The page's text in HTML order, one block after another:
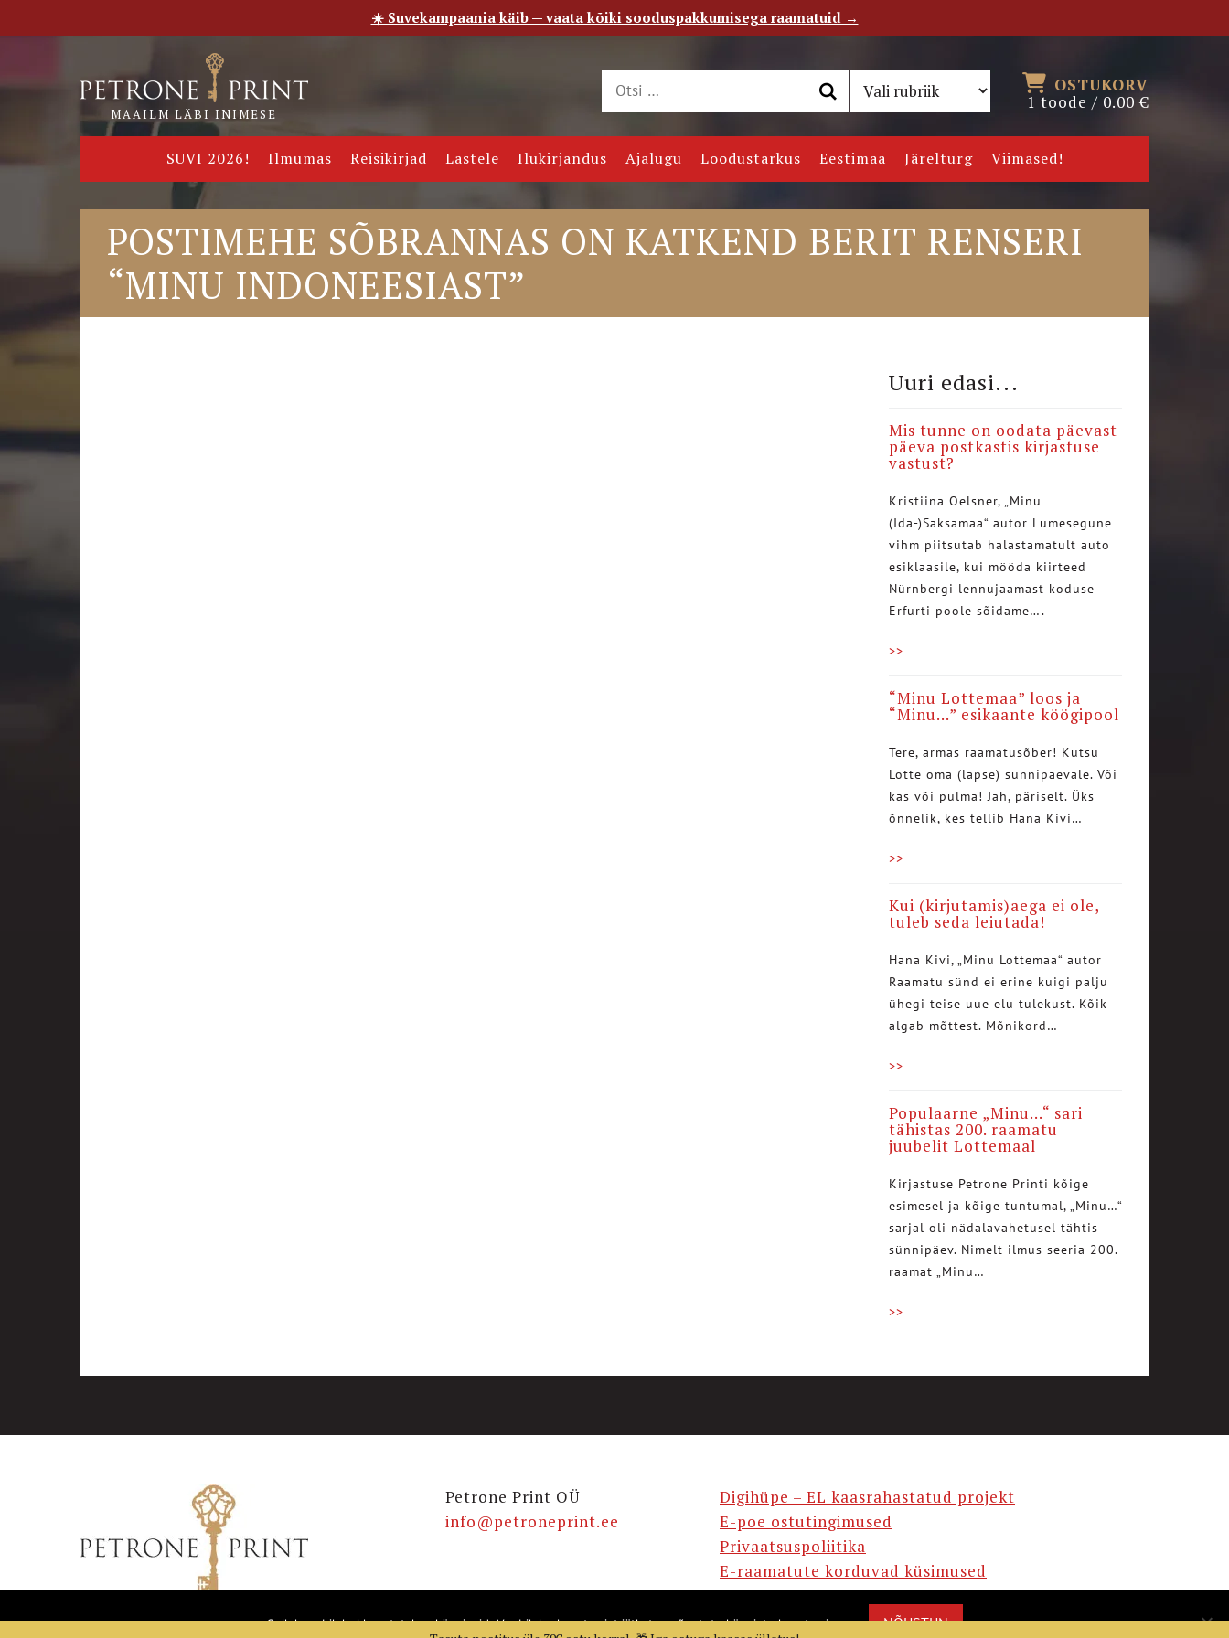
Meie saade Kontakt
MAAILM LÄBI INIMESE
OSTUKORV
1 toode / 0.00€
SUVI 2026! Ilmumas Reisikirjad Lastele Ilukirjandus Ajalugu Loodustarkus Eestimaa Järelturg Viimased!
POSTIMEHE SÕBRANNAS ON KATKEND BERIT RENSERI
“MINU INDONEESIAST”
Uuri edasi...
Mis tunne on oodata päevast
päeva postkastis kirjastuse
vastust?
Kristiina Oelsner, „Minu
(Ida-)Saksamaa“ autor Lumesegune
vihm piitsutab halastamatult auto
esiklaasile, kui mööda kiirteed
Nürnbergi lennujaamast koduse
Erfurti poole sõidame….
>>
“Minu Lottemaa” loos ja
“Minu…” esikaante köögipool
Tere, armas raamatusõber! Kutsu
Lotte oma (lapse) sünnipäevale. Või
kas või pulma! Jah, päriselt. Üks
õnnelik, kes tellib Hana Kivi…
>>
Kui (kirjutamis)aega ei ole,
tuleb seda leiutada!
Hana Kivi, „Minu Lottemaa“ autor
Raamatu sünd ei erine kuigi palju
ühegi teise uue elu tulekust. Kõik
algab mõttest. Mõnikord…
>>
Populaarne „Minu…“ sari
tähistas 200. raamatu
juubelit Lottemaal
Kirjastuse Petrone Printi kõige
esimesel ja kõige tuntumal, „Minu…“
sarjal oli nädalavahetusel tähtis
sünnipäev. Nimelt ilmus seeria 200.
raamat „Minu…
>>
Petrone Print OÜ
info@petroneprint.ee
Digihüpe – EL kaasrahastatud projekt
E-poe ostutingimused
Privaatsuspoliitika
E-raamatute korduvad küsimused
☀️ Suvekampaania käib — vaata kõiki sooduspakkumisega raamatuid →
Sellel veebilehel kasutatakse küpsiseid. Veebilehe kasutamist jätkates nõustute küpsiste kasutamisega. NÕUSTUN